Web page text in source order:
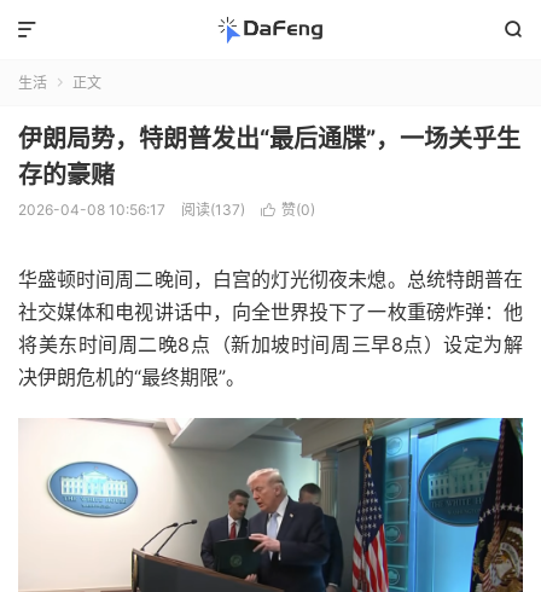


生活  正文
伊朗局势，特朗普发出“最后通牒”，一场关乎生
存的豪赌
2026-04-08 10:56:17 阅读(137)  赞(0)
华盛顿时间周二晚间，白宫的灯光彻夜未熄。总统特朗普在
社交媒体和电视讲话中，向全世界投下了一枚重磅炸弹：他
将美东时间周二晚8点（新加坡时间周三早8点）设定为解
决伊朗危机的“最终期限”。